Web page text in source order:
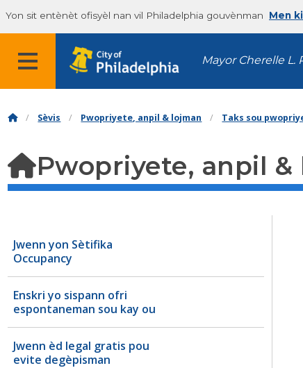
Yon sit entènèt ofisyèl nan vil Philadelphia gouvènman Men
Mayor Cherelle L.
Sèvis Pwopriyete, anpil & lojman Taks sou
Pwopriyete, anpil &
Jwenn yon Sètifika
Occupancy
Enskri yo sispann ofri
espontaneman sou kay ou
Jwenn èd legal gratis pou
evite degèpisman